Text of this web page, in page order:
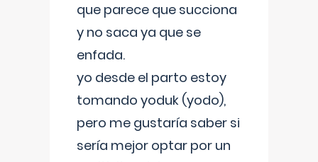
que parece que succiona
y no saca ya que se
enfada.
yo desde el parto estoy
tomando yoduk (yodo),
pero me gustaría saber si
sería mejor optar por un